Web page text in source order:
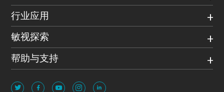
行业应用
敏视探索
帮助与支持